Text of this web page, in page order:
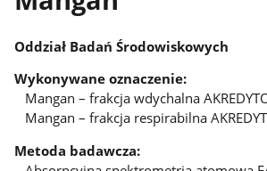
Oddział Badań Środowiskowych
Wykonywane oznaczenie:
Mangan – frakcja wdychalna
Mangan – frakcja respirabilna
Metoda badawcza: